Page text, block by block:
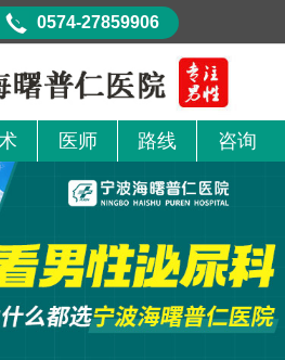
医师 路线 咨询
0574-27859906